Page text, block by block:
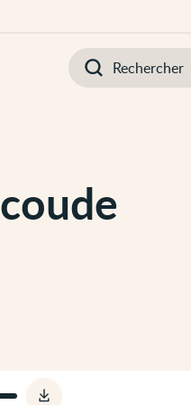
Introduisez
votre
recherche